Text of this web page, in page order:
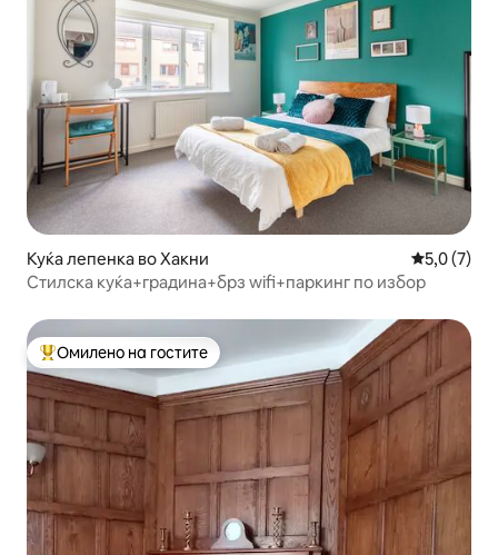
Куќа лепенка во Хакни Просечна
5,0 (7)
Стилска куќа+градина+брз wifi+паркинг по избор
Меѓу најуспешните „Омилени на гостите“
Омилено на гостите